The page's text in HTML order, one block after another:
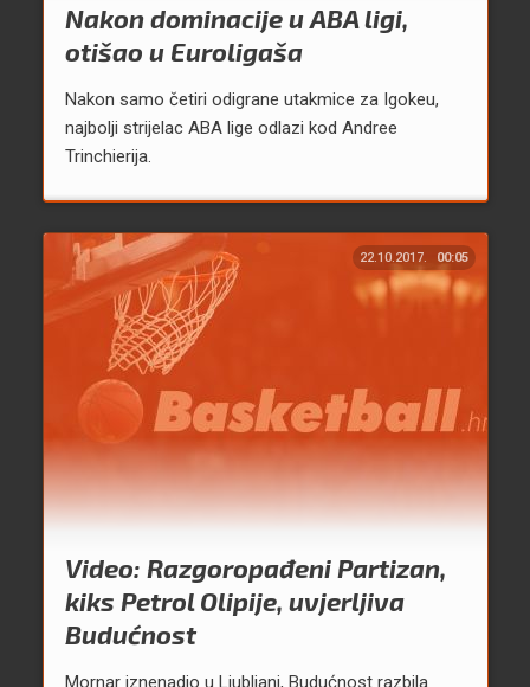
Nakon dominacije u ABA ligi,
otišao u Euroligaša
Nakon samo četiri odigrane utakmice za Igokeu,
najbolji strijelac ABA lige odlazi kod Andree
Trinchierija.
22.10.2017. 00:05
Video: Razgoropađeni Partizan,
kiks Petrol Olipije, uvjerljiva
Budućnost
Mornar iznenadio u Ljubljani, Budućnost razbila